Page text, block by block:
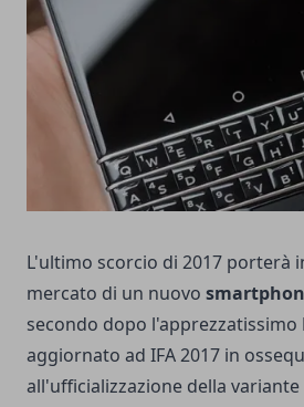
L'ultimo scorcio di 2017 porterà
mercato di un nuovo
secondo dopo l'apprezzatissimo
aggiornato ad IFA 2017 in
all'ufficializzazione della variante